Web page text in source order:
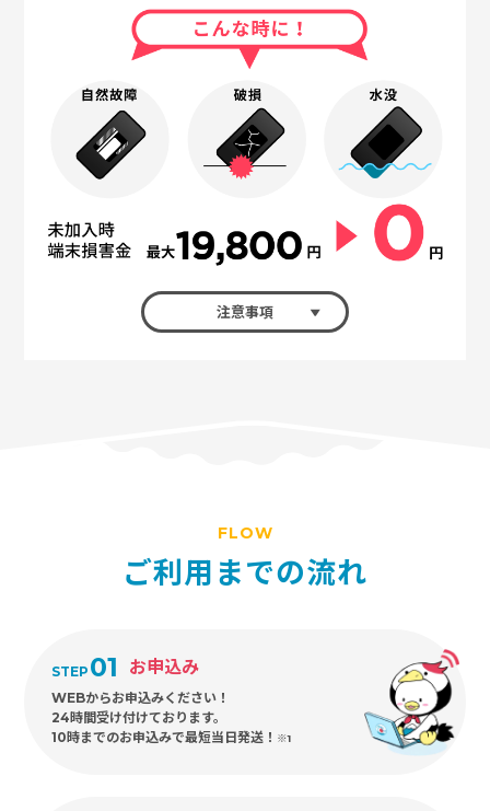
注意事項
FLOW
ご利用までの流れ
STEP 01 お申込み
WEBからお申込みください！
24時間受け付けております。
10時までのお申込みで最短当日発送！ ※1